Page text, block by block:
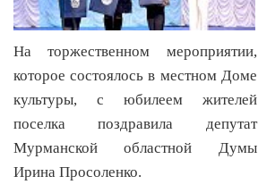
На торжественном мероприятии,
которое состоялось в местном Доме
культуры, с юбилеем жителей
поселка поздравила депутат
Мурманской областной Думы
Ирина Просоленко.